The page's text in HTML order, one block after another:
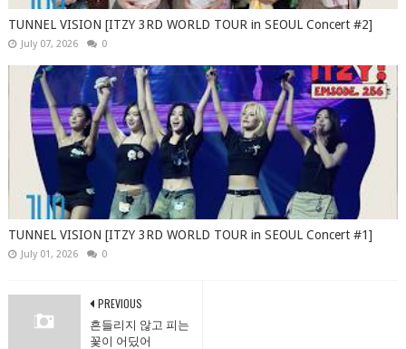
TUNNEL VISION [ITZY 3RD WORLD TOUR in SEOUL Concert #2]
July 07, 2026 0
TUNNEL VISION [ITZY 3RD WORLD TOUR in SEOUL Concert #1]
July 01, 2026 0
PREVIOUS
흔들리지 않고 피는
꽃이 어딨어